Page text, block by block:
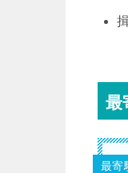
最
最寄